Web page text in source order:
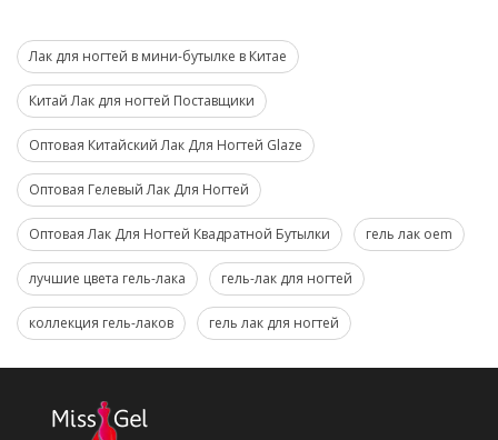
Лак для ногтей в мини-бутылке в Китае
Китай Лак для ногтей Поставщики
Оптовая Китайский Лак Для Ногтей Glaze
Оптовая Гелевый Лак Для Ногтей
Оптовая Лак Для Ногтей Квадратной Бутылки гель лак oem
лучшие цвета гель-лака гель-лак для ногтей
коллекция гель-лаков гель лак для ногтей